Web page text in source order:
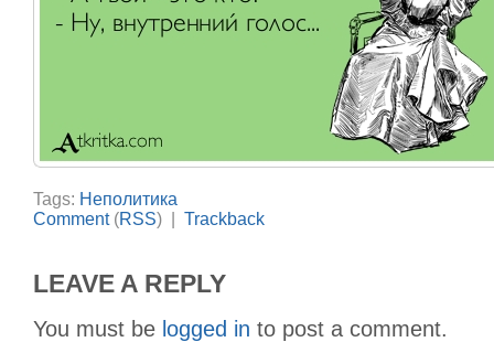
Tags: Неполитика
Comment(RSS) | Trackback
LEAVE A REPLY
You must be logged in to post a comment.